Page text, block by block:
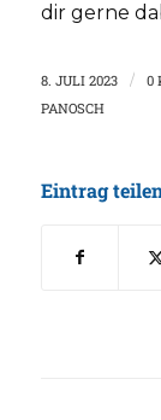
dir gerne
8. JULI 2023 / 0
PANOSCH
Eintrag